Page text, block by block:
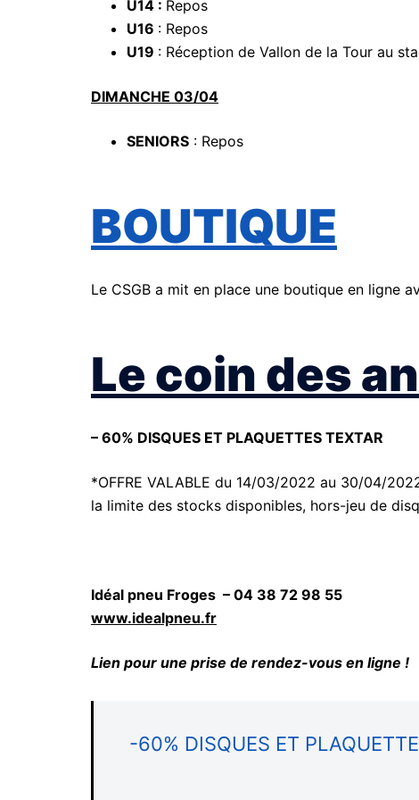
U14 : Repos
U16 : Repos
U19 : Réception de Vallon de la Tour au
DIMANCHE 03/04
SENIORS : Repos
BOUTIQUE
Le CSGB a mit en place une boutique en ligne
Le coin des
– 60% DISQUES ET PLAQUETTES TEXTAR
*OFFRE VALABLE du 14/03/2022 au 30/04/
la limite des stocks disponibles, hors-jeu de
Idéal pneu Froges – 04 38 72 98 55
www.idealpneu.fr
Lien pour une prise de rendez-vous en ligne !
-60% DISQUES ET